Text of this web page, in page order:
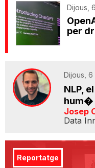
Dijous,
per
Dijous,
NLP,
hum�
Josep
Data
Reportatge